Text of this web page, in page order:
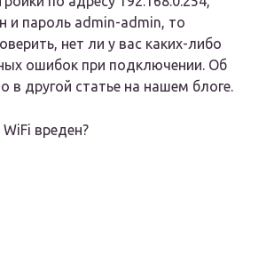
и пароль admin-admin, то
нет ли у вас каких-либо
ошибок при подключении. Об
в другой статье на нашем блоге.
вреден?